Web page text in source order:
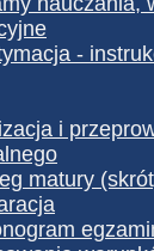
-
i
matury